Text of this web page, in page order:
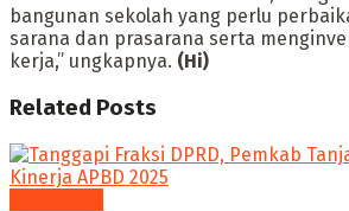
bangunan sekolah yang perlu
sarana dan prasarana serta
kerja,” ungkapnya. (Hi)
Related Posts